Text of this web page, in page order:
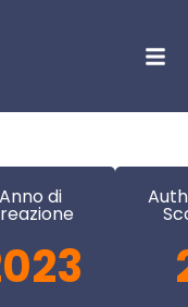
Anno di